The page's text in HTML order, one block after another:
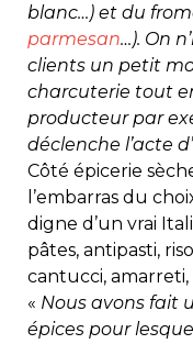
blanc…) et du
parmesan…). On
clients un petit
charcuterie tout
producteur par
déclenche l’acte
Côté épicerie
l’embarras du
digne d’un vrai
pâtes, antipasti,
cantucci, amarreti,
« Nous avons fait
épices pour